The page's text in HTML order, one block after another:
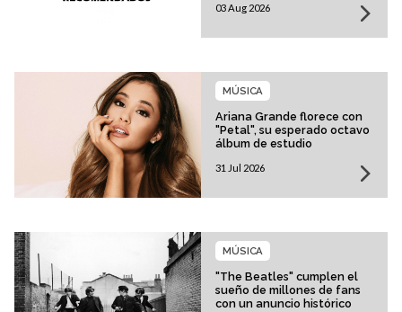
03 Aug 2026
Ariana Grande florece con
"Petal", su esperado octavo
álbum de estudio
MÚSICA
31 Jul 2026
"The Beatles" cumplen el
sueño de millones de fans
con un anuncio histórico
MÚSICA